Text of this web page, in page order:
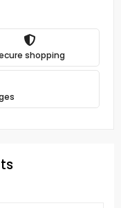
shopping